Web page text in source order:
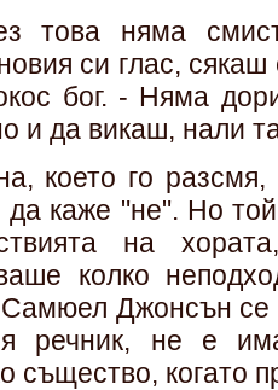
това няма
си глас,
бог. - Няма
и да викаш, нали
което го
да каже "не". Но
на
колко
Джонсън се
речник, не е
същество, когато